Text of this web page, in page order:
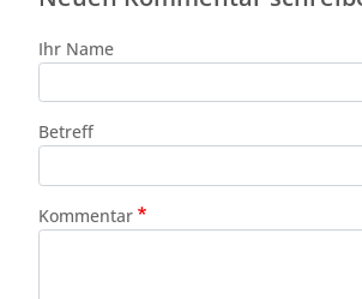
Ihr Name
Betreff
Kommentar